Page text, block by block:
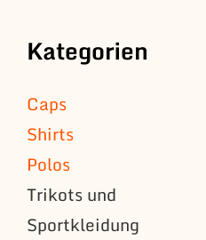
Kategorien
Caps
Shirts
Polos
Trikots und
Sportkleidung